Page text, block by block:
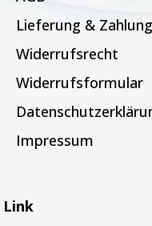
Lieferung & Zahlung
Widerrufsrecht
Widerrufsformular
Impressum
Link